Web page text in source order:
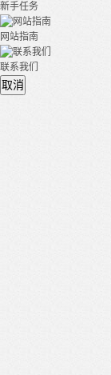
新手任务
网站指南
联系我们
取消